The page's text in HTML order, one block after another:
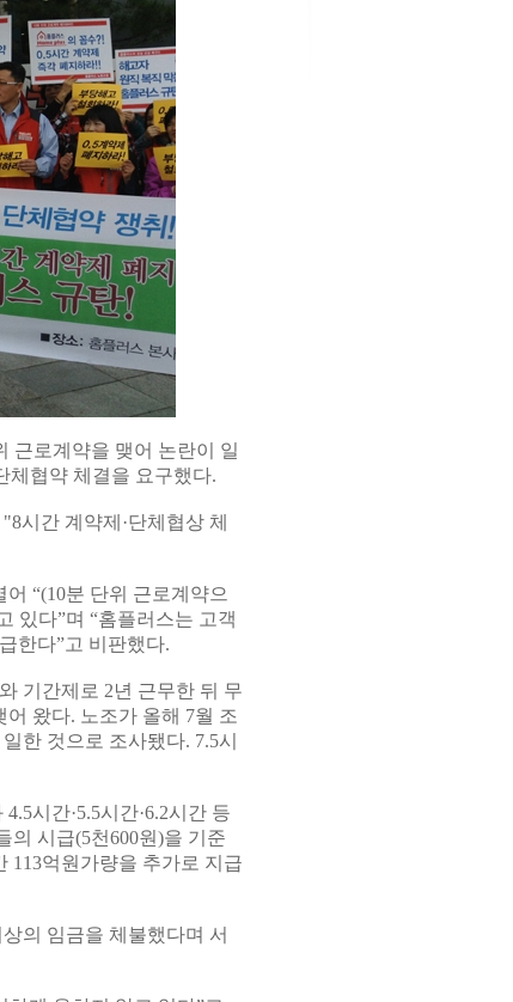
근로계약을 맺어 논란이 일
체협약 체결을 요구했다.
시간 계약제·단체협상 체
“(10분 단위 근로계약으
있다”며 “홈플러스는 고객
한다”고 비판했다.
기간제로 2년 근무한 뒤 무
왔다. 노조가 올해 7월 조
한 것으로 조사됐다. 7.5시
시간·5.5시간·6.2시간 등
의 시급(5천600원)을 기준
113억원가량을 추가로 지급
의 임금을 체불했다며 서